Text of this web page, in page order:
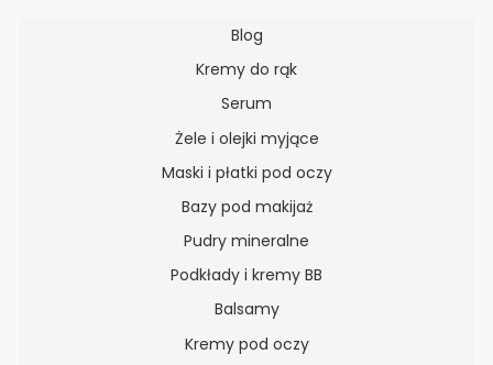
Blog
Kremy do rąk
Serum
Żele i olejki myjące
Maski i płatki pod oczy
Bazy pod makijaż
Pudry mineralne
Podkłady i kremy BB
Balsamy
Kremy pod oczy